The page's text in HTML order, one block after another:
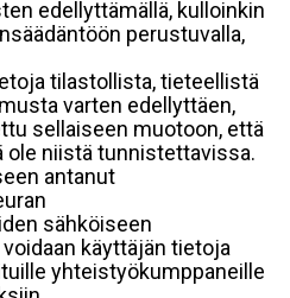
edellyttämällä, kulloinkin
perustuvalla,
tilastollista, tieteellistä
varten edellyttäen,
sellaiseen muotoon, että
ole niistä tunnistettavissa.
antanut
sähköiseen
käyttäjän tietoja
yhteistyökumppaneille